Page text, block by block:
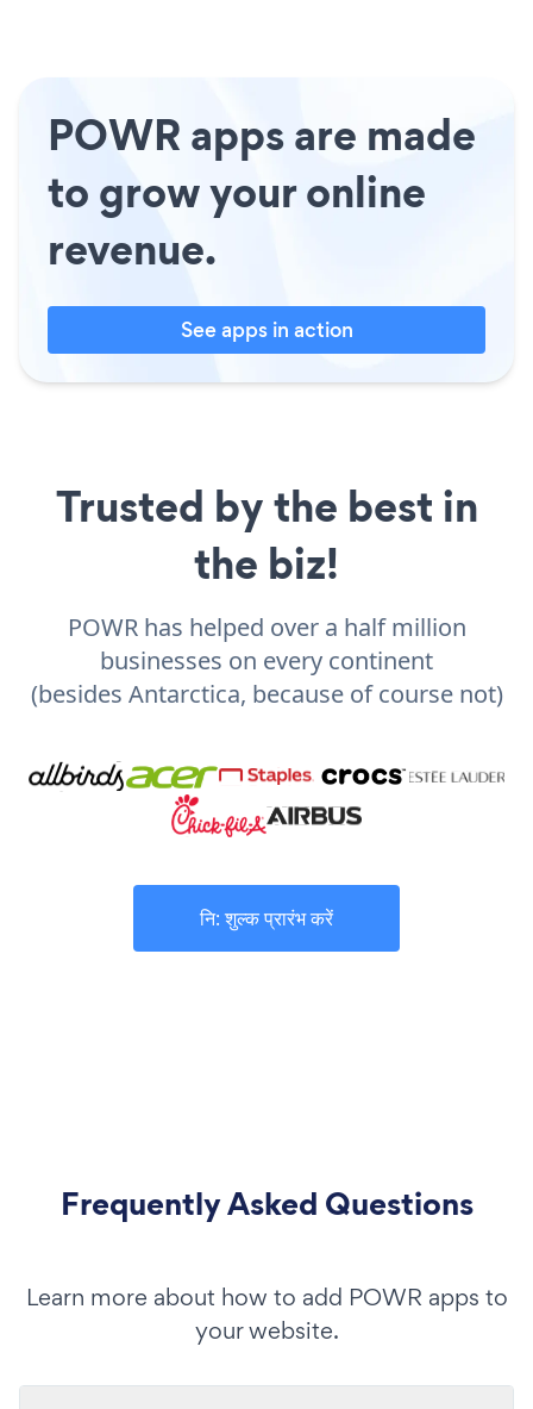
POWR apps are made
to grow your online
revenue.
See apps in action
Trusted by the best in
the biz!
POWR has helped over a half million
businesses on every continent
(besides Antarctica, because of course not)
नि: शुल्क प्रारंभ करें
Frequently Asked Questions
Learn more about how to add POWR apps to
your website.